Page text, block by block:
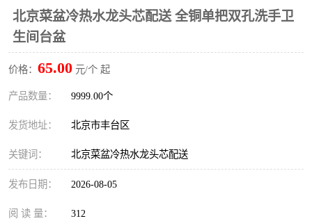
北京菜盆冷热水龙头芯配送 全铜单把双孔洗手卫
生间台盆
价格： 65.00 元/个 起
产品数量： 9999.00个
发货地址： 北京市丰台区
关键词： 北京菜盆冷热水龙头芯配送
发布日期： 2026-08-05
阅 读 量： 312